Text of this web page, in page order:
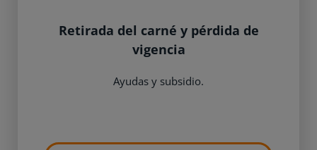
Retirada del carné y pérdida de
vigencia
Ayudas y subsidio.